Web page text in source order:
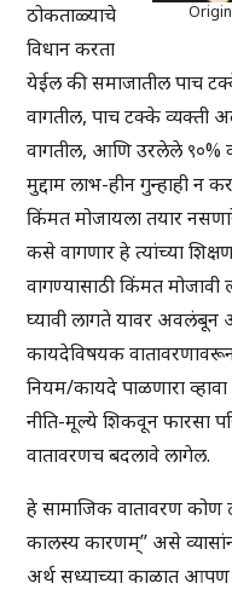
ठोकताळ्याचे
विधान करता
येईल की समाजातील पाच
वागतील, पाच टक्के व्यक्ती
वागतील, आणि उरलेले ९०%
मुद्दाम लाभ-हीन गुन्हाही न
किंमत मोजायला तयार
कसे वागणार हे त्यांच्या
वागण्यासाठी किंमत
घ्यावी लागते यावर
कायदेविषयक
नियम/कायदे पाळणारा
नीति-मूल्ये शिकवून फारसा
वातावरणच बदलावे लागेल.
हे सामाजिक वातावरण कोण
कालस्य कारणम्” असे
अर्थ सध्याच्या काळात आपण